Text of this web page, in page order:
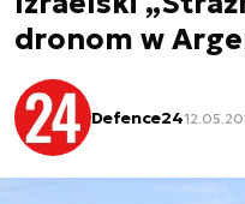
dronom w
Defence24